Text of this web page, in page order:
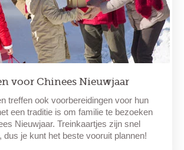
voor Chinees Nieuwjaar
treffen ook voorbereidingen voor hun
een traditie is om familie te bezoeken
Nieuwjaar. Treinkaartjes zijn snel
dus je kunt het beste vooruit plannen!